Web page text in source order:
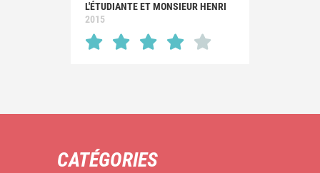
L'ÉTUDIANTE ET MONSIEUR HENRI
2015
CATÉGORIES